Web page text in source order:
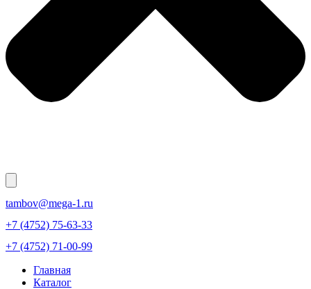
tambov@mega-1.ru
+7 (4752) 75-63-33
+7 (4752) 71-00-99
Главная
Каталог